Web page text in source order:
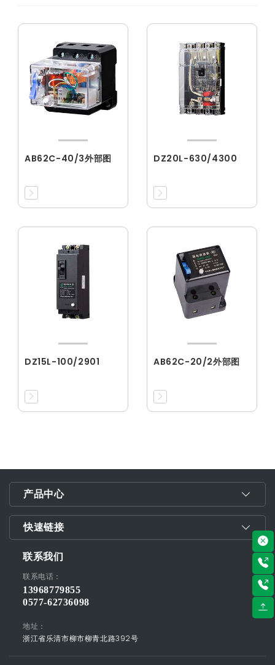
AB62C-40/3外部图 DZ20L-630/4300
DZ15L-100/2901 AB62C-20/2外部图
产品中心
快速链接
联系我们
联系电话：
13968779855
0577-62736098
地址：
浙江省乐清市柳市柳青北路392号